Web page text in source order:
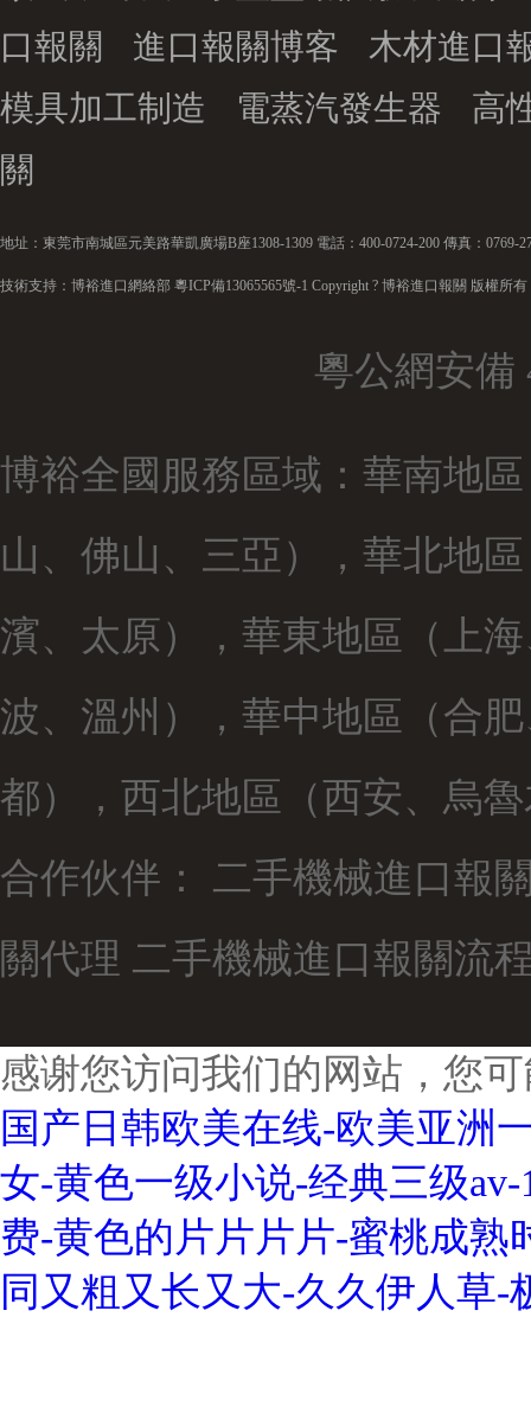
口報關
進口報關博客
木材進口
模具加工制造
電蒸汽發生器
高
關
地址：東莞市南城區元美路華凱廣場B座1308-1309 電話：400-0724-200 傳真：0769-
技術支持：博裕進口網絡部 粵ICP備13065565號-1 Copyright ? 博裕進口報關 版權所有
粵公網安備
博裕全國服務區域：華南地
山、佛山、三亞），華北地
濱、太原），華東地區（上
波、溫州），華中地區（合
都），西北地區（西安、烏
合作伙伴： 二手機械進口報
關代理 二手機械進口報關流
感谢您访问我们的网站，您
国产日韩欧美在线-欧美亚洲
女-黄色一级小说-经典三级
费-黄色的片片片片-蜜桃成熟
同又粗又长又大-久久伊人草-